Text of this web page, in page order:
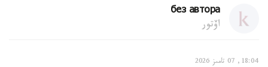
без автора
اۆتور
18:04, 07 تامىز 2026